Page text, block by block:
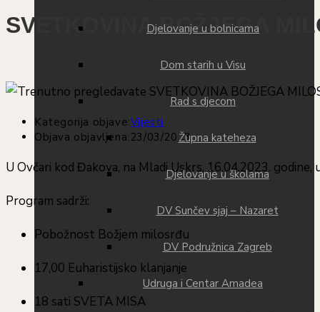
Djelovanje u bolnicama
Dom starih u Visu
Rad s djecom
Župna kateheza
Djelovanje u školama
DV Sunčev sjaj – Nazaret
DV Podružnica Zagreb
Udruga i Centar Amadea
SVETKOVINA BOŽJEGA
Kategorija objave:Vijesti
Objava objavljena: 23/03/2023
U Ovčari kod Đakova, na Mladi Uskrs, 16.04.2023.
Program sadrži:
Pobožnost Božjem milosrđu
17,00 Euharistijsko klanjanje
18 sati SVETA MISA